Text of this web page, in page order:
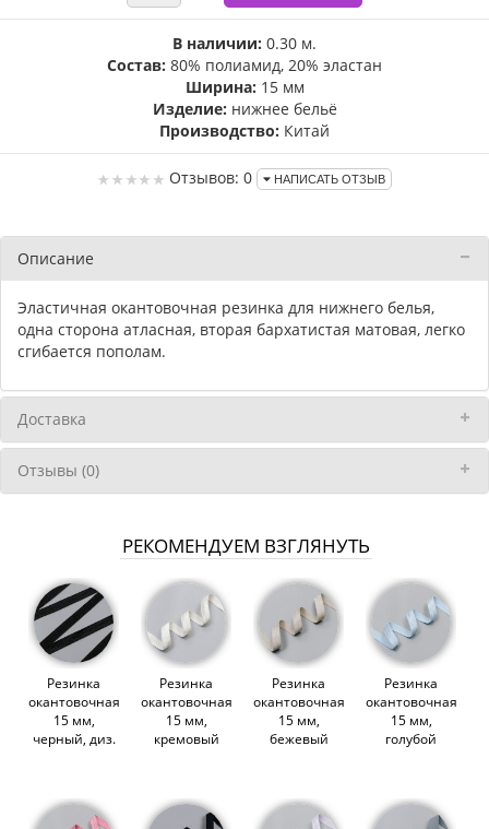
В наличии: 0.30 м.
Состав: 80% полиамид, 20% эластан
Ширина: 15 мм
Изделие: нижнее бельё
Производство: Китай
Отзывов: 0 НАПИСАТЬ ОТЗЫВ
Описание
Эластичная окантовочная резинка для нижнего белья,
одна сторона атласная, вторая бархатистая матовая, легко
сгибается пополам.
Доставка
Отзывы (0)
РЕКОМЕНДУЕМ ВЗГЛЯНУТЬ
Резинка
окантовочная
15 мм,
черный, диз.
Резинка
окантовочная,
15 мм,
кремовый
Резинка
окантовочная,
15 мм,
бежевый
Резинка
окантовочная,
15 мм,
голубой